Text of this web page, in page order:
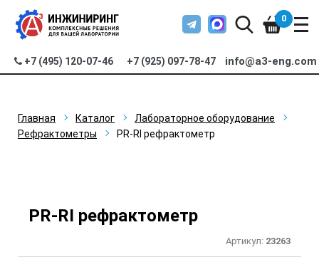
+7 (495) 120-07-46 +7 (925) 097-78-47 info@a3-eng.com
0
Главная Каталог
Лабораторное оборудование
Рефрактометры
PR-RI рефрактометр
PR-RI рефрактометр
Артикул: 23263